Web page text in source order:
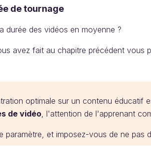
de tournage
durée des vidéos en moyenne ?
avez fait au chapitre précédent vous
optimale sur un contenu éducatif
de vidéo , l'attention de l'apprenant
paramètre, et imposez-vous de ne pas